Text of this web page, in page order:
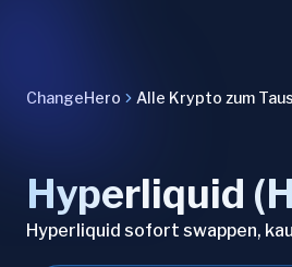
ChangeHero Alle Krypto zum
Hyperliquid
Hyperliquid sofort swappen,